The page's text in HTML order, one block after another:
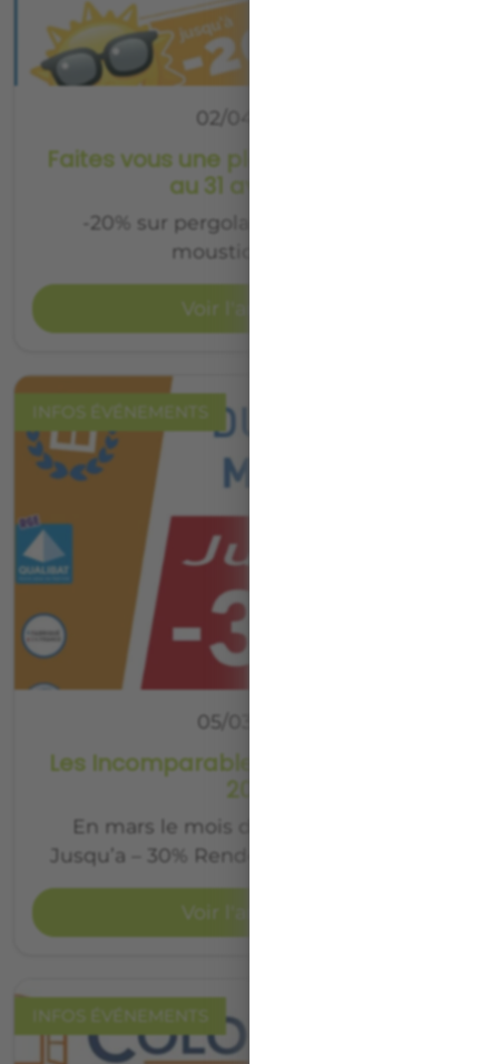
02/04/2018
Faites vous une place au soleil du 07
au 31 avril 2018
-20% sur pergolas, stores, bannes,
moustiquaires…
Voir l'article
05/03/2018
Les Incomparables du 10 au 31 Mars
2018
En mars le mois des incomparables
Jusqu’a – 30% Rendez vous en magasin.
Voir l'article
INFOS ÉVÉNEMENTS
INFOS ÉVÉNEMENTS